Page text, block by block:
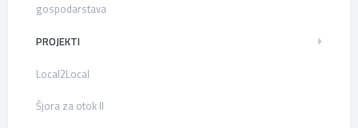
gospodarstava
PROJEKTI
Local2Local
Šjora za otok II